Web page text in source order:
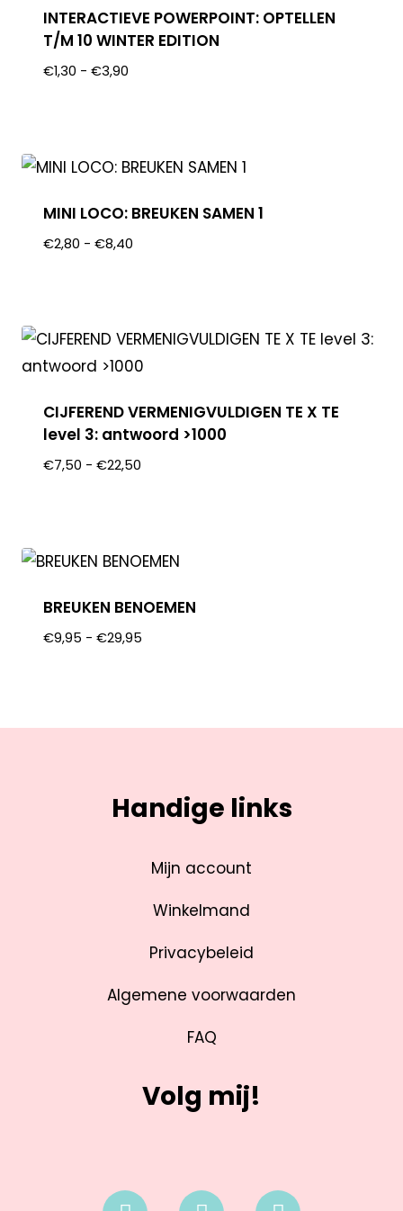
INTERACTIEVE POWERPOINT: OPTELLEN
T/M 10 WINTER EDITION
€1,30 - €3,90
MINI LOCO: BREUKEN SAMEN 1
€2,80 - €8,40
CIJFEREND VERMENIGVULDIGEN TE X TE
level 3: antwoord >1000
€7,50 - €22,50
BREUKEN BENOEMEN
€9,95 - €29,95
Handige links
Mijn account
Winkelmand
Privacybeleid
Algemene voorwaarden
FAQ
Volg mij!